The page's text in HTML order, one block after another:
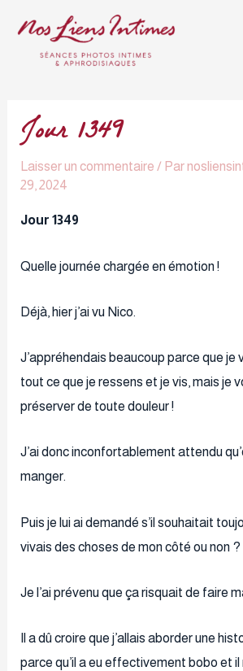
contenu
Jour 1349
Laisser un commentaire / Par
29, 2024
Jour 1349
Quelle journée chargée en émotion !
Déjà, hier j’ai vu Nico.
J’appréhendais beaucoup parce que je
tout ce que je ressens et je vis, mais je
préserver de toute douleur !
J’ai donc inconfortablement attendu
manger.
Puis je lui ai demandé s’il souhaitait
vivais des choses de mon côté ou non ?
Je l’ai prévenu que ça risquait de faire
Il a dû croire que j’allais aborder une
parce qu’il a eu effectivement bobo et il
des
articles